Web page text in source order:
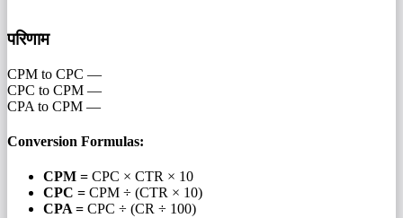
परिणाम
CPM to CPC —
CPC to CPM —
CPA to CPM —
Conversion Formulas:
CPM = CPC × CTR × 10
CPC = CPM ÷ (CTR × 10)
CPA = CPC ÷ (CR ÷ 100)